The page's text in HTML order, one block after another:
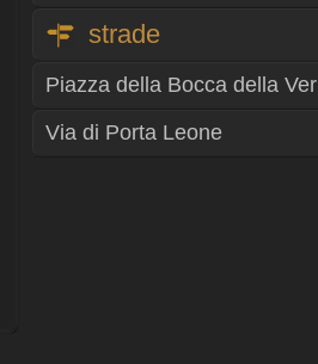
strade
Piazza della Bocca della
Via di Porta Leone